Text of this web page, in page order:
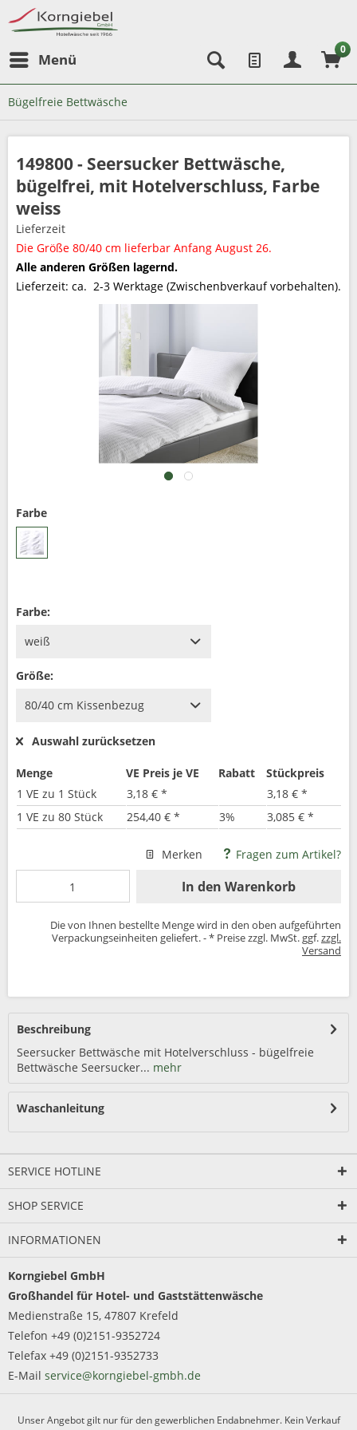
Menü
0
Bügelfreie Bettwäsche
149800 - Seersucker Bettwäsche,
bügelfrei, mit Hotelverschluss, Farbe
weiss
Lieferzeit
Die Größe 80/40 cm lieferbar Anfang August 26.
Alle anderen Größen lagernd.
Lieferzeit: ca. 2-3 Werktage (Zwischenbverkauf vorbehalten).
Farbe
Farbe:
Größe:
Auswahl zurücksetzen
Menge VE Preis je VE Rabatt
Stückpreis
1 VE zu 1 Stück
3,18 € *
3,18 € *
1 VE zu 80 Stück
254,40 € * 3% 3,085 € *
Merken Fragen zum Artikel?
In den Warenkorb
Die von Ihnen bestellte Menge wird in den oben aufgeführten
Verpackungseinheiten geliefert. - * Preise zzgl. MwSt. ggf.zzgl.
Versand
Beschreibung
Seersucker Bettwäsche mit Hotelverschluss - bügelfreie
Bettwäsche Seersucker... mehr
Waschanleitung
SERVICE HOTLINE
SHOP SERVICE
INFORMATIONEN
Korngiebel GmbH
Großhandel für Hotel- und Gaststättenwäsche
Medienstraße 15, 47807 Krefeld
Telefon +49 (0)2151-9352724
Telefax +49 (0)2151-9352733
E-Mail service@korngiebel-gmbh.de
Unser Angebot gilt nur für den gewerblichen Endabnehmer. Kein Verkauf